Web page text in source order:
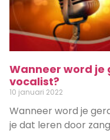
Wanneer word
vocalist?
10 januari 2022
Wanneer word je
je dat leren door